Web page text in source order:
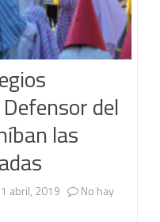
del
las
abril, 2019
No hay